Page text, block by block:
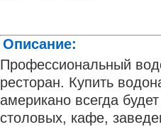
Описание:
Профессиональный
ресторан. Купить
американо всегда
столовых, кафе,